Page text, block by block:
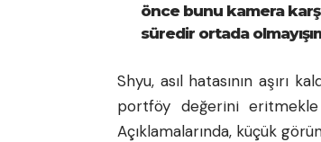
önce bunu kamera
süredir ortada
Shyu, asıl hatasının aşırı
portföy değerini eritmekle
Açıklamalarında, küçük